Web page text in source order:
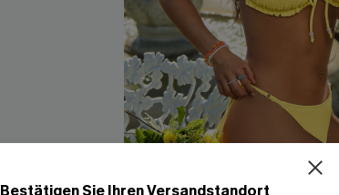
Bestätigen Sie Ihren Versandstandort